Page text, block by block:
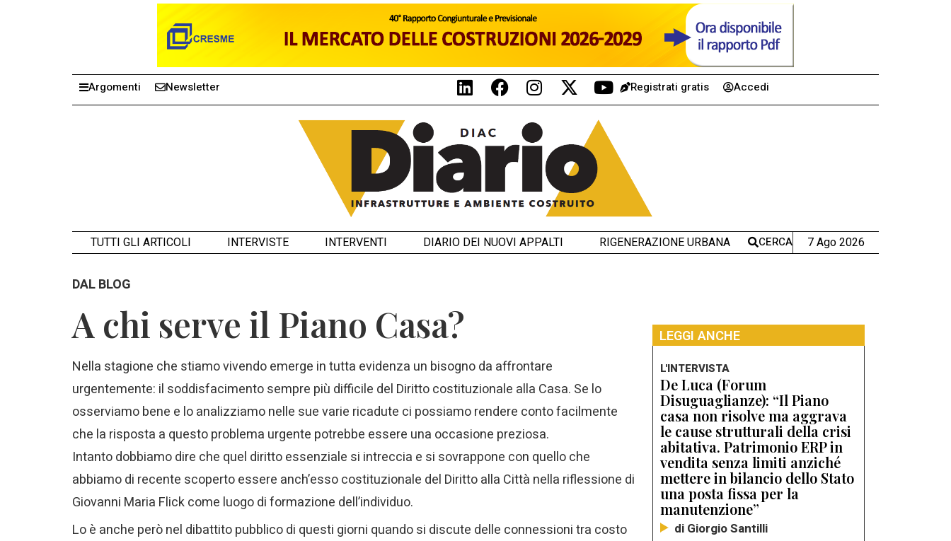
Argomenti Newsletter Registrati gratis Accedi
TUTTI GLI ARTICOLI INTERVISTE INTERVENTI DIARIO DEI NUOVI APPALTI RIGENERAZIONE URBANA CERCA 7 Ago 2026
DAL BLOG
A chi serve il Piano Casa?
Nella stagione che stiamo vivendo emerge in tutta evidenza un bisogno da affrontare
urgentemente: il soddisfacimento sempre più difficile del Diritto costituzionale alla Casa. Se lo
osserviamo bene e lo analizziamo nelle sue varie ricadute ci possiamo rendere conto facilmente
che la risposta a questo problema urgente potrebbe essere una occasione preziosa.
Intanto dobbiamo dire che quel diritto essenziale si intreccia e si sovrappone con quello che
abbiamo di recente scoperto essere anch’esso costituzionale del Diritto alla Città nella riflessione di
Giovanni Maria Flick come luogo di formazione dell’individuo.
Lo è anche però nel dibattito pubblico di questi giorni quando si discute delle connessioni tra costo
LEGGI ANCHE
L'INTERVISTA
De Luca (Forum
Disuguaglianze): “Il Piano
casa non risolve ma aggrava
le cause strutturali della crisi
abitativa. Patrimonio ERP in
vendita senza limiti anziché
mettere in bilancio dello Stato
una posta fissa per la
manutenzione”
di Giorgio Santilli